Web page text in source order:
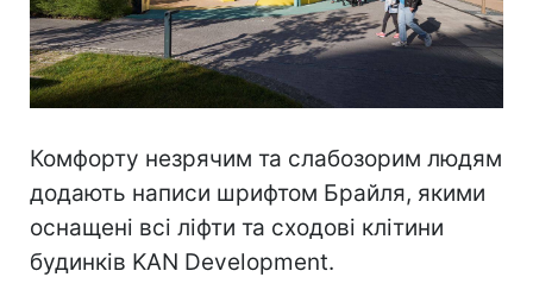
Комфорту незрячим та слабозорим людям
додають написи шрифтом Брайля, якими
оснащені всі ліфти та сходові клітини
будинків KAN Development.